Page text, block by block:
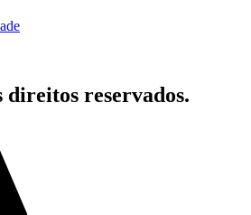
direitos reservados.